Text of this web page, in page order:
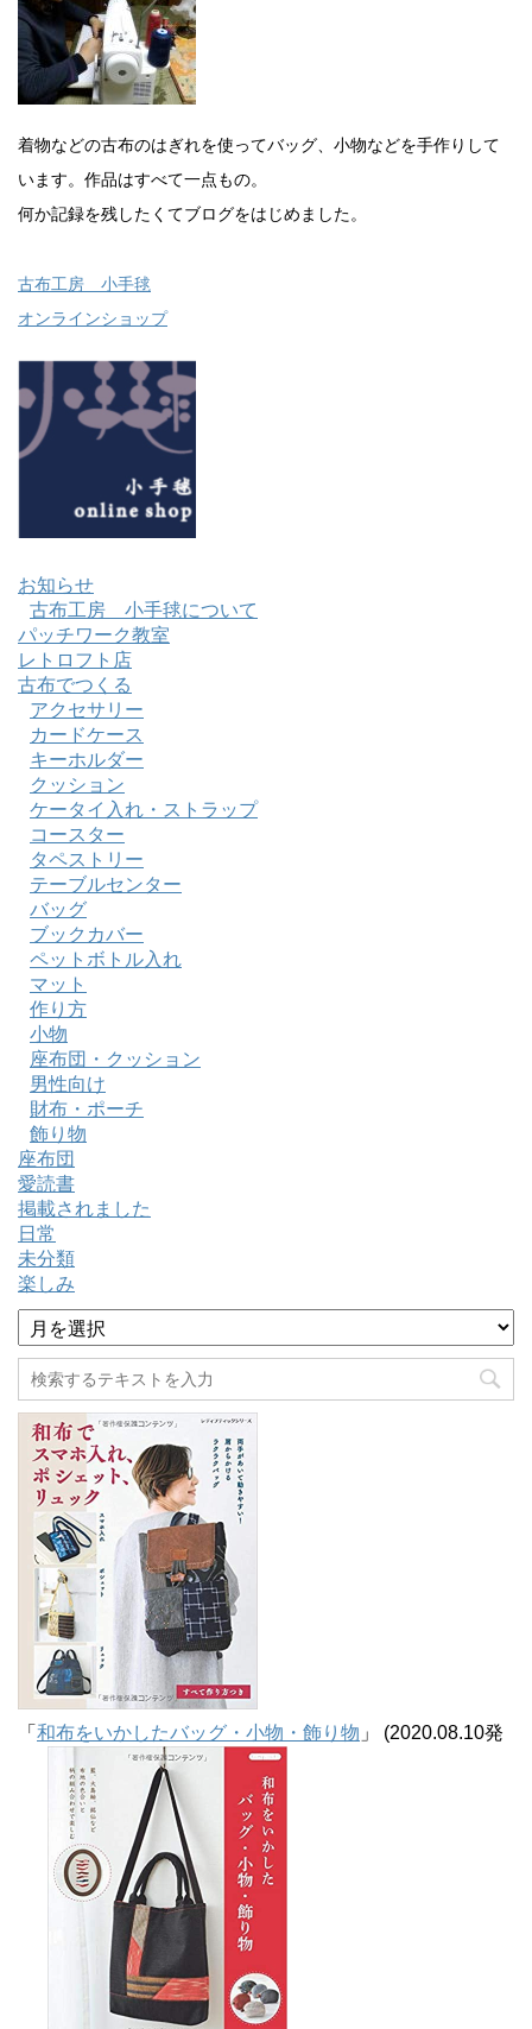
着物などの古布のはぎれを使ってバッグ、小物などを手作りして
います。作品はすべて一点もの。
何か記録を残したくてブログをはじめました。
古布工房 小手毬
オンラインショップ
お知らせ
古布工房 小手毬について
パッチワーク教室
レトロフト店
古布でつくる
アクセサリー
カードケース
キーホルダー
クッション
ケータイ入れ・ストラップ
コースター
タペストリー
テーブルセンター
バッグ
ブックカバー
ペットボトル入れ
マット
作り方
小物
座布団・クッション
男性向け
財布・ポーチ
飾り物
座布団
愛読書
掲載されました
日常
未分類
楽しみ
ア
ー
カ
イ
ブ
「 和布をいかしたバッグ・小物・飾り物 」 (2020.08.10発